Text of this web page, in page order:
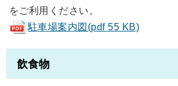
をご利用ください。
駐車場案内図(pdf 55 KB)
飲食物